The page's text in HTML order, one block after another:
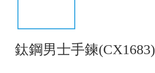
鈦鋼男士手鍊(CX1683)